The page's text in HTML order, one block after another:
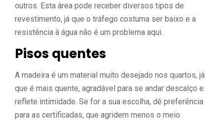
outros. Esta área pode receber diversos tipos de
revestimento, já que o tráfego costuma ser baixo e a
resistência à água não é um problema aqui.
Pisos quentes
A madeira é um material muito desejado nos quartos, já
que é mais quente, agradável para se andar descalço e
reflete intimidade. Se for a sua escolha, dê preferência
para as certificadas, que agridem menos o meio